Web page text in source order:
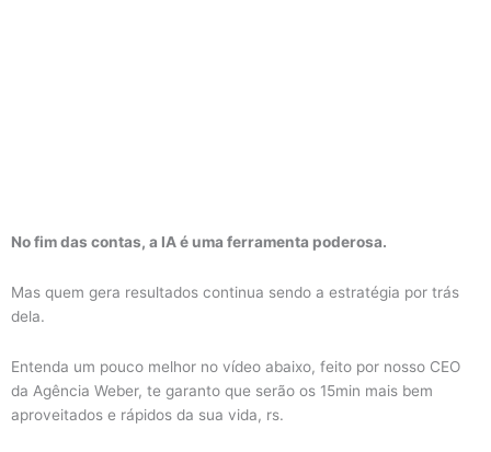
No fim das contas, a IA é uma ferramenta poderosa.
Mas quem gera resultados continua sendo a estratégia por trás
dela.
Entenda um pouco melhor no vídeo abaixo, feito por nosso CEO
da Agência Weber, te garanto que serão os 15min mais bem
aproveitados e rápidos da sua vida, rs.